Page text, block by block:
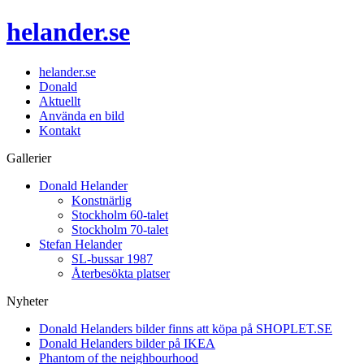
helander.se
helander.se
Donald
Aktuellt
Använda en bild
Kontakt
Gallerier
Donald Helander
Konstnärlig
Stockholm 60-talet
Stockholm 70-talet
Stefan Helander
SL-bussar 1987
Återbesökta platser
Nyheter
Donald Helanders bilder finns att köpa på SHOPLET.SE
Donald Helanders bilder på IKEA
Phantom of the neighbourhood